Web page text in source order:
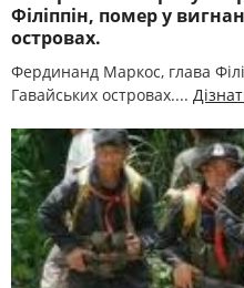
Філіппін, помер у
островах.
Фердинанд Маркос, глава
Гавайських островах....